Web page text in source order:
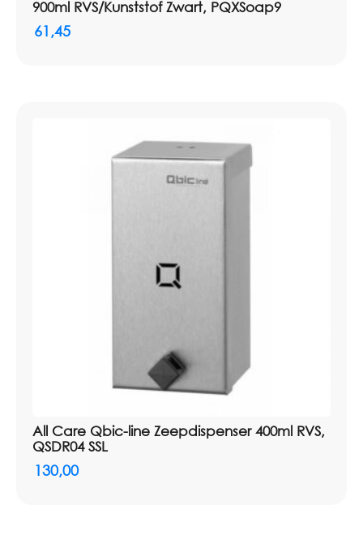
900ml RVS/Kunststof Zwart, PQXSoap9
61,45
All Care Qbic-line Zeepdispenser 400ml RVS,
QSDR04 SSL
130,00